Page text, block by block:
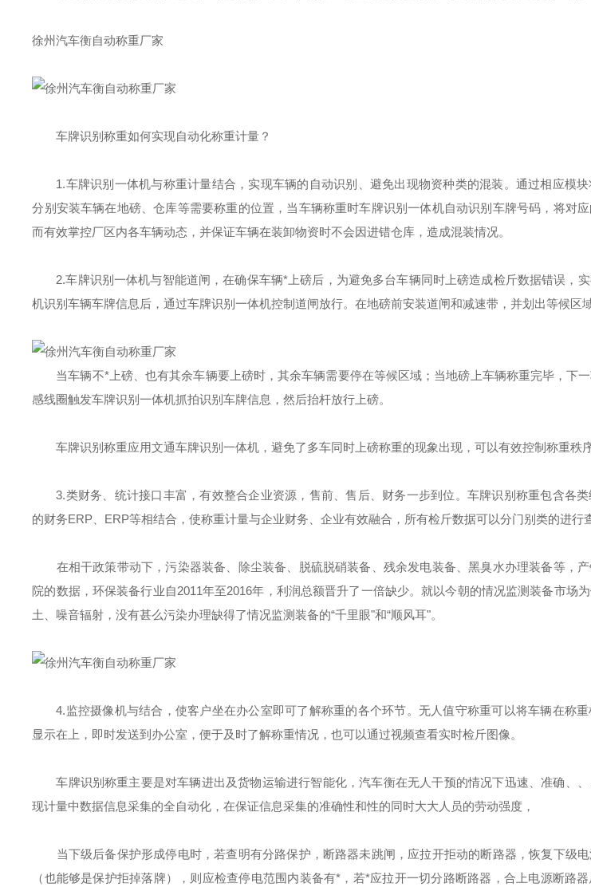
徐州汽车衡自动称重厂家
车牌识别称重如何实现自动化称重计量？
1.车牌识别一体机与称重计量结合，实现车辆的自动识别、避免出现物资种类的混装。通过相应模
分别安装车辆在地磅、仓库等需要称重的位置，当车辆称重时车牌识别一体机自动识别车牌号码，将对
而有效掌控厂区内各车辆动态，并保证车辆在装卸物资时不会因进错仓库，造成混装情况。
2.车牌识别一体机与智能道闸，在确保车辆*上磅后，为避免多台车辆同时上磅造成检斤数据错误，
机识别车辆车牌信息后，通过车牌识别一体机控制道闸放行。在地磅前安装道闸和减速带，并划出等候区域
当车辆不*上磅、也有其余车辆要上磅时，其余车辆需要停在等候区域；当地磅上车辆称重完毕，下
感线圈触发车牌识别一体机抓拍识别车牌信息，然后抬杆放行上磅。
车牌识别称重应用文通车牌识别一体机，避免了多车同时上磅称重的现象出现，可以有效控制称重秩
3.类财务、统计接口丰富，有效整合企业资源，售前、售后、财务一步到位。车牌识别称重包含各
的财务ERP、ERP等相结合，使称重计量与企业财务、企业有效融合，所有检斤数据可以分门别类的进行
在相干政策带动下，污染器装备、除尘装备、脱硫脱硝装备、残余发电装备、黑臭水办理装备等，
院的数据，环保装备行业自2011年至2016年，利润总额晋升了一倍缺少。就以今朝的情况监测装备市场
土、噪音辐射，没有甚么污染办理缺得了情况监测装备的“千里眼"和“顺风耳"。
4.监控摄像机与结合，使客户坐在办公室即可了解称重的各个环节。无人值守称重可以将车辆在称
显示在上，即时发送到办公室，便于及时了解称重情况，也可以通过视频查看实时检斤图像。
车牌识别称重主要是对车辆进出及货物运输进行智能化，汽车衡在无人干预的情况下迅速、准确、
现计量中数据信息采集的全自动化，在保证信息采集的准确性和性的同时大大人员的劳动强度，
当下级后备保护形成停电时，若查明有分路保护，断路器未跳闸，应拉开拒动的断路器，恢复下级
（也能够是保护拒掉落牌），则应检查停电范围内装备有*，若*应拉开一切分路断路器，合上电源断路